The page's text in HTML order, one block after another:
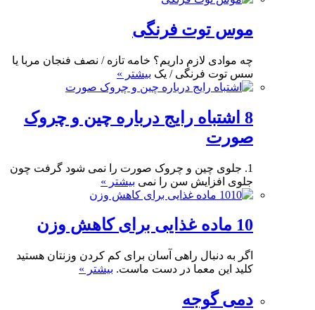
موس توت فرنگی
چه موادی لازم داریم؟ خامه تازه / نصف فنجان مربا یا
سس توت فرنگی / یک بیشتر »
8 اشتباه رایج درباره چین و چروک
صورت
1. جلوی چین و چروک صورت را نمی شود گرفت چون
جلوی افزایش سن را نمی بیشتر »
10 ماده غذایی برای کاهش وزن
اگر به دنبال راهی آسان برای کم کردن وزنتان هستید
کلید این معما در دست ماست. بیشتر »
دمی گوجه